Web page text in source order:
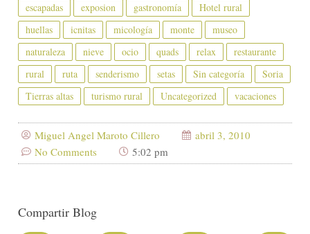
escapadas
exposion gastronomía
Hotel rural
huellas
icnitas micología monte
museo
naturaleza
nieve ocio quads relax
restaurante
rural
ruta senderismo setas Sin categoría
Soria
Tierras altas
turismo rural Uncategorized vacaciones
Miguel Angel Maroto Cillero
abril 3, 2010
No Comments
5:02 pm
Compartir Blog